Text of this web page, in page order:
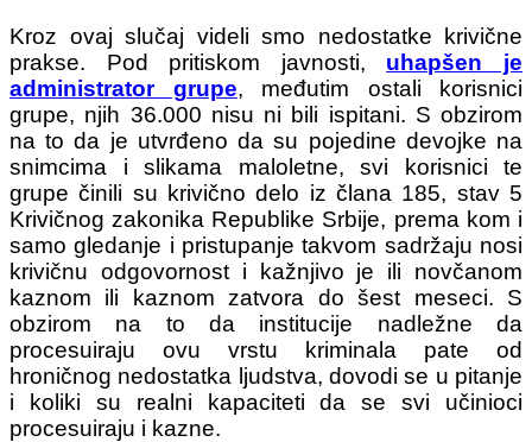
Kroz ovaj slučaj videli smo nedostatke krivične
prakse. Pod pritiskom javnosti, uhapšen je
administrator grupe, međutim ostali korisnici
grupe, njih 36.000 nisu ni bili ispitani. S obzirom
na to da je utvrđeno da su pojedine devojke na
snimcima i slikama maloletne, svi korisnici te
grupe činili su krivično delo iz člana 185, stav 5
Krivičnog zakonika Republike Srbije, prema kom i
samo gledanje i pristupanje takvom sadržaju nosi
krivičnu odgovornost i kažnjivo je ili novčanom
kaznom ili kaznom zatvora do šest meseci. S
obzirom na to da institucije nadležne da
procesuiraju ovu vrstu kriminala pate od
hroničnog nedostatka ljudstva, dovodi se u pitanje
i koliki su realni kapaciteti da se svi učinioci
procesuiraju i kazne.